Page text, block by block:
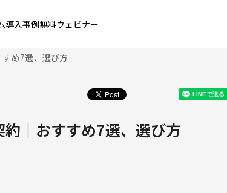
導入事例無料ウェビナー
すめ7選、選び方
約｜おすすめ7選、選び方